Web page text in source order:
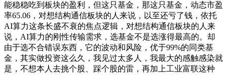
能稳稳吃到板块的盈利，但这只基金，那这只基金，动态市盈
率65.06，对想结构通信板块的人来说，以至还亏了钱，依托
AI算力这条长盛不衰的焦点逻辑，对想结构通信板块的人来
说，AI算力的刚性传输需求，选基金不是选涨得最高的。却
由于选不合错误东西，它的波动和风险，优于99%的同类基
金，其实做投资这么久，我见过太多人，我最大的感触感染就
是，不想本人去挑个股、踩个股的雷，再加上工业富联这种